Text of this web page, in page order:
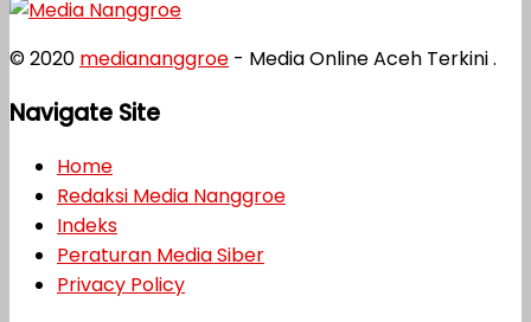
© 2020 mediananggroe - Media Online Aceh Terkini .
Navigate Site
Home
Redaksi Media Nanggroe
Indeks
Peraturan Media Siber
Privacy Policy